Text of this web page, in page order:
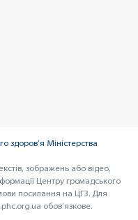
здоров’я Міністерства
зображень або відео,
Центру громадського
посилання на ЦГЗ. Для
обов’язкове.